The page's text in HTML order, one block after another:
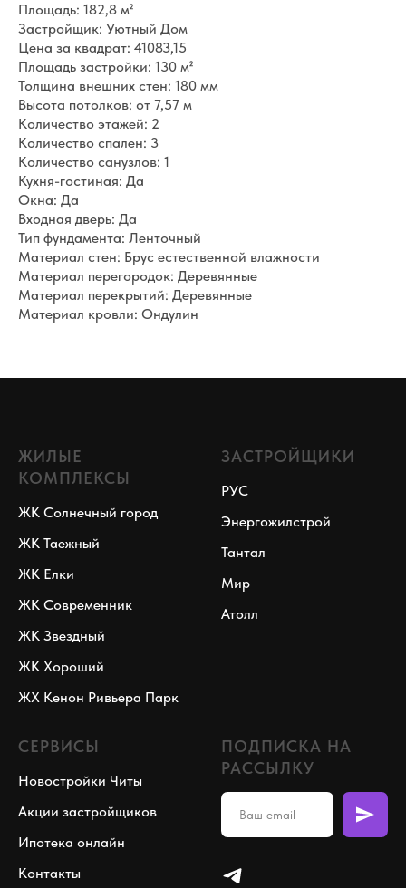
Площадь: 182,8 м²
Застройщик: Уютный Дом
Цена за квадрат: 41083,15
Площадь застройки: 130 м²
Толщина внешних стен: 180 мм
Высота потолков: от 7,57 м
Количество этажей: 2
Количество спален: 3
Количество санузлов: 1
Кухня-гостиная: Да
Окна: Да
Входная дверь: Да
Тип фундамента: Ленточный
Материал стен: Брус естественной влажности
Материал перегородок: Деревянные
Материал перекрытий: Деревянные
Материал кровли: Ондулин
ЖИЛЫЕ
КОМПЛЕКСЫ
ЖК Солнечный город
ЖК Таежный
ЖК Елки
ЖК Современник
ЖК Звездный
ЖК Хороший
ЖХ Кенон Ривьера Парк
ЗАСТРОЙЩИКИ
РУС
Энергожилстрой
Тантал
Мир
Атолл
СЕРВИСЫ
Новостройки Читы
Акции застройщиков
Ипотека онлайн
Контакты
ПОДПИСКА НА
РАССЫЛКУ